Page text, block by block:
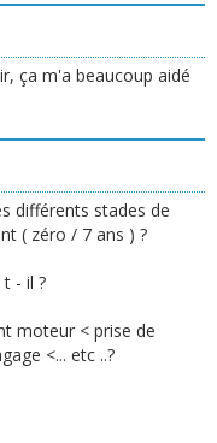
ça m'a beaucoup aidé
différents stades de
( zéro / 7 ans ) ?
- il ?
moteur < prise de
<... etc ..?